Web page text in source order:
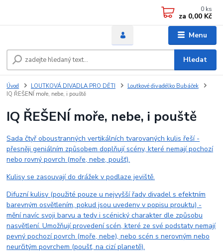
Menu
Hledat
0 ks
za 0,00 Kč
Úvod LOUTKOVÁ DIVADLA PRO DĚTI
Loutkové divadélko Bubáček
IQ ŘEŠENÍ moře, nebe, i pouště
IQ ŘEŠENÍ moře, nebe, i pouště
Sada čtyř oboustranných vertikálních tvarovaných kulis řeší -
přesněji geniálním způsobem doplňují scény, které nemají pochozí
nebo rovný povrch (moře, nebe, poušť).
Kulisy se zasouvají do drážek v podlaze jeviště.
Difuzní kulisy (použité pouze u nejvyšší řady divadel s efektním
barevným osvětlením, pokud jsou uvedeny v popisu prouktu) -
mění navíc svoji barvu a tedy i scénický charakter dle způsobu
nasvětlení. Umožňují provedení scén, které ze své podstaty nemají
pevný pochozí povrch (moře, nebe), nebo scén s nerovným nebo
neurčitým povrchem (poušť, na cizí planetě).